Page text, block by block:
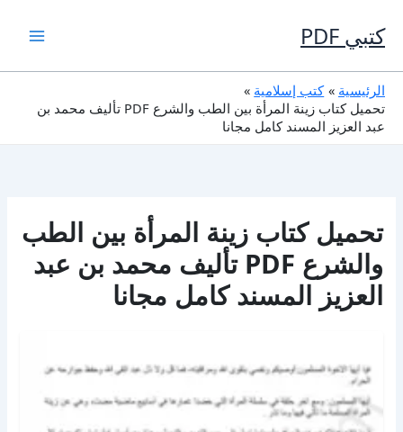
إلى
المحتوى
كتبي PDF
الرئيسية
كتب إسلامية
تحميل كتاب زينة المرأة بين الطب والشرع PDF تأليف محمد بن
عبد العزيز المسند كامل مجانا
تحميل كتاب زينة المرأة بين الطب
والشرع PDF تأليف محمد بن عبد
العزيز المسند كامل مجانا